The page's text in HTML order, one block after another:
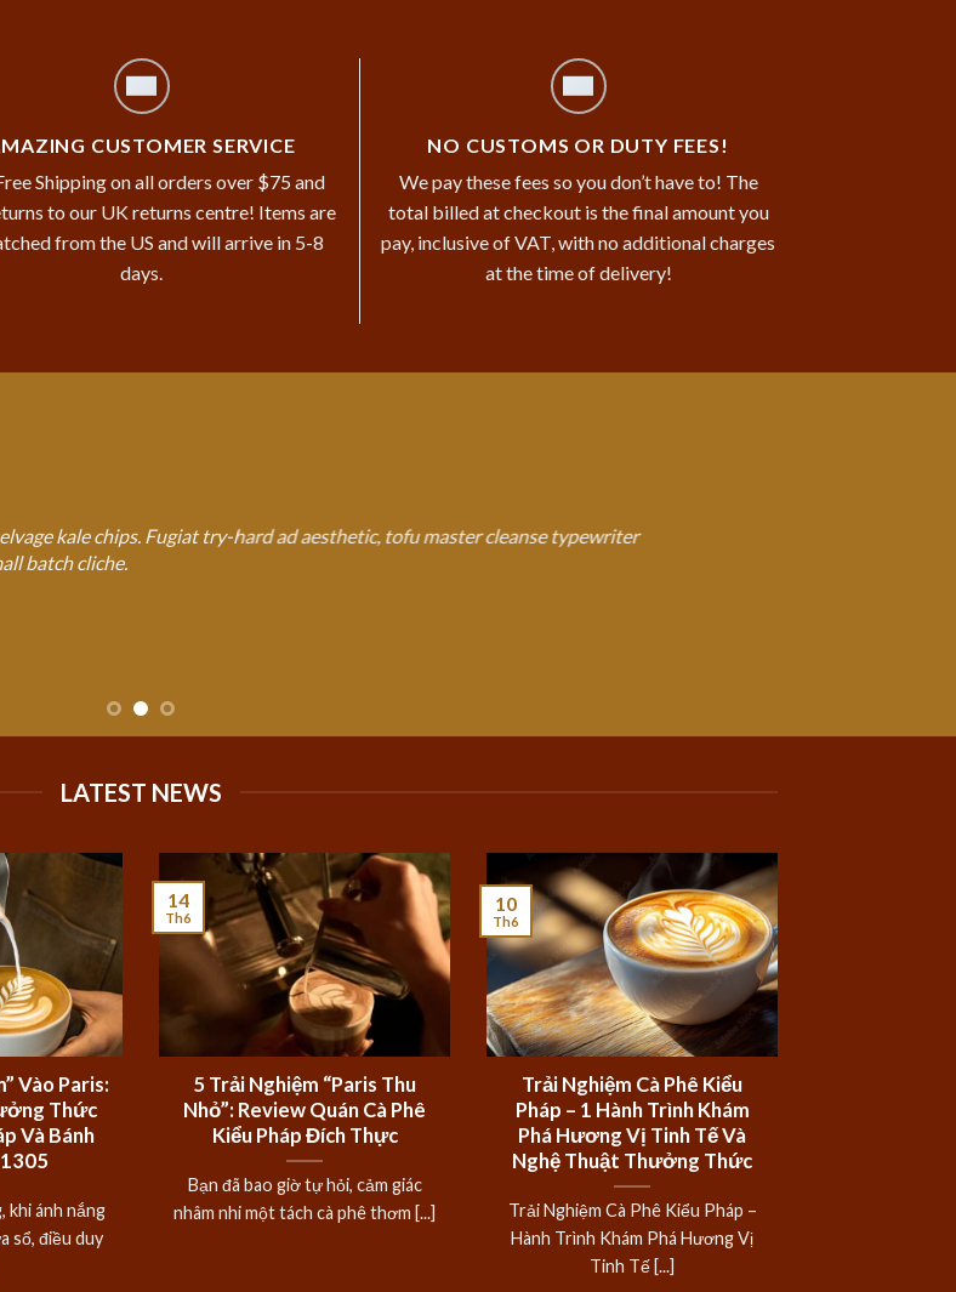
CUSTOMER SERVICE
Shipping on all orders over $75 and
to our UK returns centre! Items are
from the US and will arrive in 5-8
days.
NO CUSTOMS OR DUTY FEES!
We pay these fees so you don’t have to! The
total billed at checkout is the final amount you
pay, inclusive of VAT, with no additional charges
at the time of delivery!
kale chips. Fugiat try-hard ad aesthetic, tofu master cleanse typewriter
batch cliche.
LATEST NEWS
Vào Paris:
Thức
Và Bánh
khi ánh nắng
sổ, điều duy
5 Trải Nghiệm “Paris Thu
Nhỏ”: Review Quán Cà Phê
Kiểu Pháp Đích Thực
Bạn đã bao giờ tự hỏi, cảm giác
nhâm nhi một tách cà phê thơm [...]
14
Th6
Trải Nghiệm Cà Phê Kiểu
Pháp – 1 Hành Trình Khám
Phá Hương Vị Tinh Tế Và
Nghệ Thuật Thưởng Thức
Trải Nghiệm Cà Phê Kiểu Pháp –
Hành Trình Khám Phá Hương Vị
Tinh Tế [...]
10
Th6